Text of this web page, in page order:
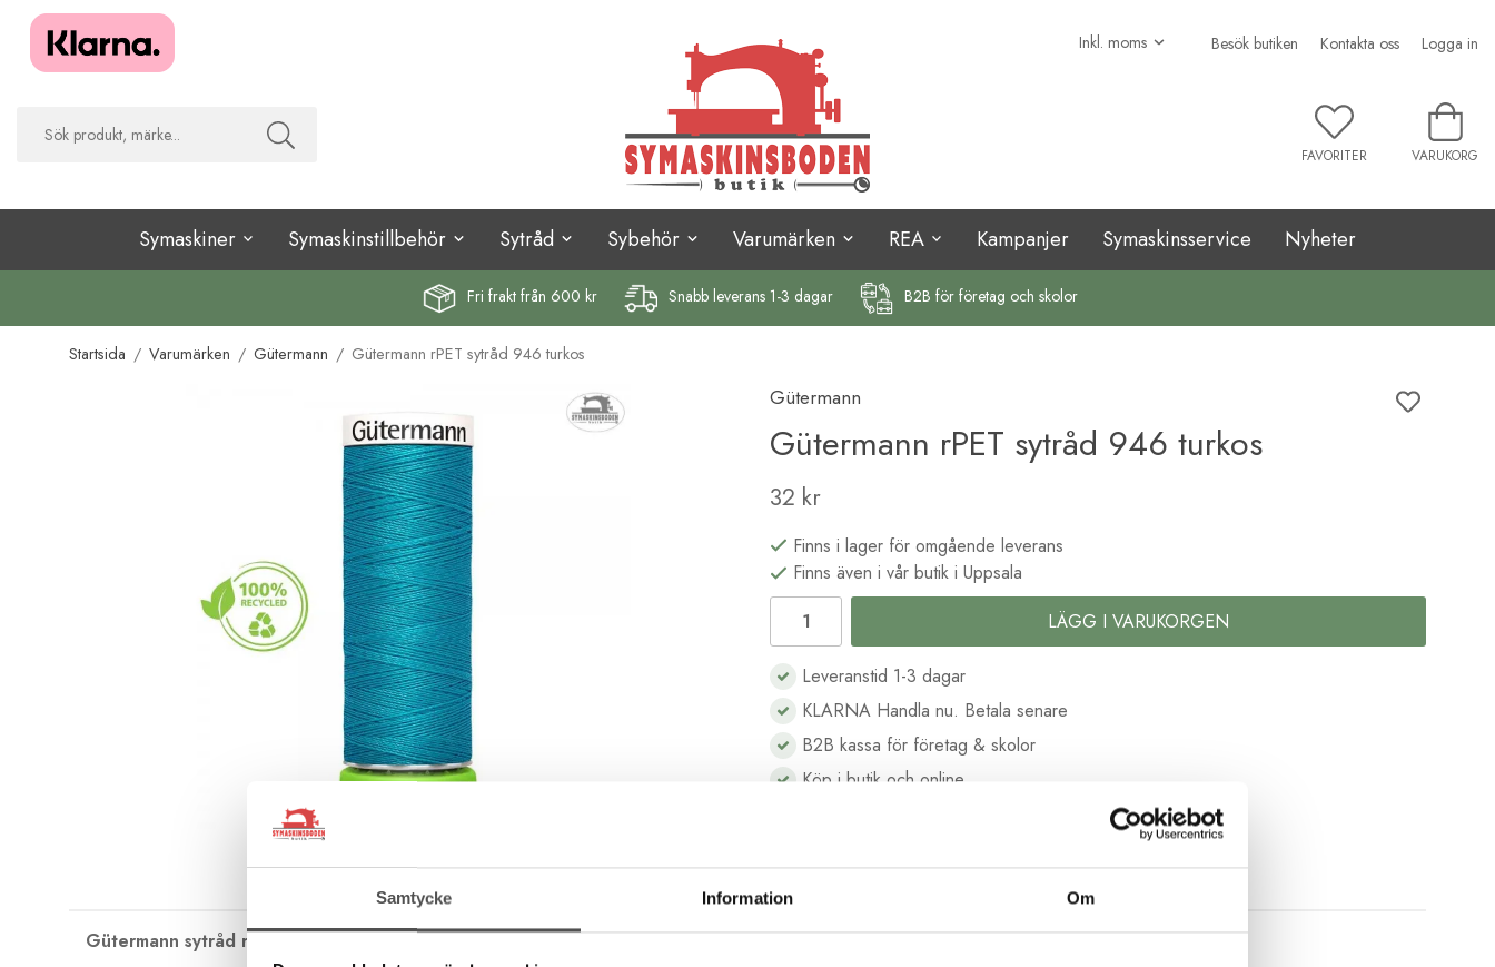
Samtycke Information Om
Besök butiken Kontakta oss Logga in
FAVORITER VARUKORG
Symaskiner Symaskinstillbehör Sytråd Sybehör Varumärken REA Kampanjer Symaskinsservice Nyheter
Fri fraktfrån 600 kr Snabb leverans 1-3 dagar B2B för företag och skolor
Startsida / Varumärken / Gütermann / Gütermann rPET sytråd 946 turkos
Gütermann
Gütermann rPET sytråd 946 turkos
32 kr
Finns i lager för omgående leverans
Finns även i vår butik i Uppsala
LÄGG I VARUKORGEN
Leveranstid 1-3 dagar
KLARNA Handla nu. Betala senare
B2B kassa för företag & skolor
Köp i butik och online
Gütermann sytråd rPET 100 m